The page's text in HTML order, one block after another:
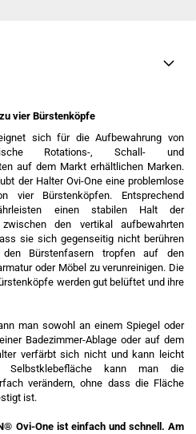
vier Bürstenköpfe
sich für die Aufbewahrung von
Rotations-, Schall- und
auf dem Markt erhältlichen Marken.
der Halter Ovi-One eine problemlose
vier Bürstenköpfen. Entsprechend
einen stabilen Halt der
den vertikal aufbewahrten
sie sich gegenseitig nicht berühren
den Bürstenfasern tropfen auf den
oder Möbel zu verunreinigen. Die
werden gut belüftet und ihre
man sowohl an einem Spiegel oder
Badezimmer-Ablage oder auf dem
verfärbt sich nicht und kann leicht
kann man die
verändern, ohne dass die Fläche
ist.
Ovi-One ist einfach und schnell. Am